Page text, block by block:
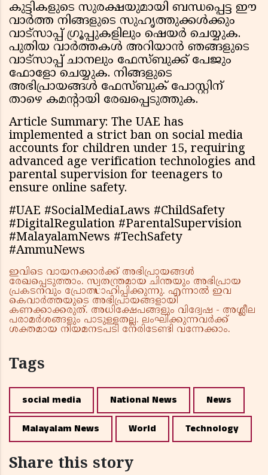
കുട്ടികളുടെ സുരക്ഷയുമായി ബന്ധപ്പെട്ട ഈ
വാർത്ത നിങ്ങളുടെ സുഹൃത്തുക്കൾക്കും
വാട്സാപ്പ് ഗ്രൂപ്പുകളിലും ഷെയർ ചെയ്യുക.
പുതിയ വാർത്തകൾ അറിയാൻ ഞങ്ങളുടെ
വാട്സാപ്പ് ചാനലും ഫേസ്ബുക്ക് പേജും
ഫോളോ ചെയ്യുക. നിങ്ങളുടെ
അഭിപ്രായങ്ങൾ ഫേസ്ബുക് പോസ്റ്റിന്
താഴെ കമൻ്റായി രേഖപ്പെടുത്തുക.
Article Summary: The UAE has
implemented a strict ban on social media
accounts for children under 15, requiring
advanced age verification technologies and
parental supervision for teenagers to
ensure online safety.
#UAE #SocialMediaLaws #ChildSafety
#DigitalRegulation #ParentalSupervision
#MalayalamNews #TechSafety
#AmmuNews
ഇവിടെ വായനക്കാർക്ക് അഭിപ്രായങ്ങൾ
രേഖപ്പെടുത്താം. സ്വതന്ത്രമായ ചിന്തയും അഭിപ്രായ
പ്രകടനവും പ്രോത്സാഹിപ്പിക്കുന്നു. എന്നാൽ ഇവ
കെവാർത്തയുടെ അഭിപ്രായങ്ങളായി
കണക്കാക്കരുത്. അധിക്ഷേപങ്ങളും വിദ്വേഷ - അശ്ലീല
പരാമർശങ്ങളും പാടുള്ളതല്ല. ലംഘിക്കുന്നവർക്ക്
ശക്തമായ നിയമനടപടി നേരിടേണ്ടി വന്നേക്കാം.
Tags
social media National News News
Malayalam News World Technology
Share this story